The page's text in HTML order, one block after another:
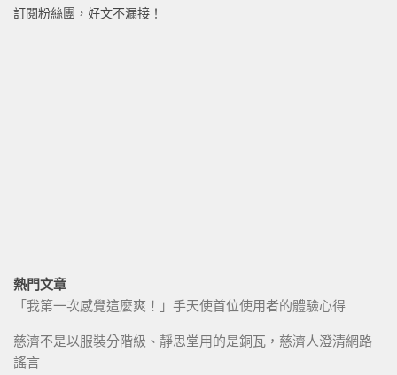
訂閱粉絲團，好文不漏接！
熱門文章
「我第一次感覺這麼爽！」手天使首位使用者的體驗心得
慈濟不是以服裝分階級、靜思堂用的是銅瓦，慈濟人澄清網路
謠言